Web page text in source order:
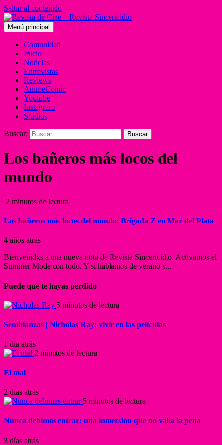
Saltar al contenido
Menú principal
Comunidad
Inicio
Noticias
Entrevistas
Reviews
AnimeComic
Youtube
Instagram
Studios
Buscar:
Los bañeros más locos del
mundo
2 minutos de lectura
Los bañeros más locos del mundo: Brigada Z en Mar del Plata
4 años atrás
Bienvenidxs a una nueva nota de Revista Sincericidio. Activamos el
Summer Mode con todo. Y si hablamos de verano y...
Puede que te hayas perdido
5 minutos de lectura
Semblanzas | Nicholas Ray: vivir en las películas
1 día atrás
2 minutos de lectura
El mal
2 días atrás
5 minutos de lectura
Nunca debimos entrar: una inmersión que no valía la pena
3 días atrás